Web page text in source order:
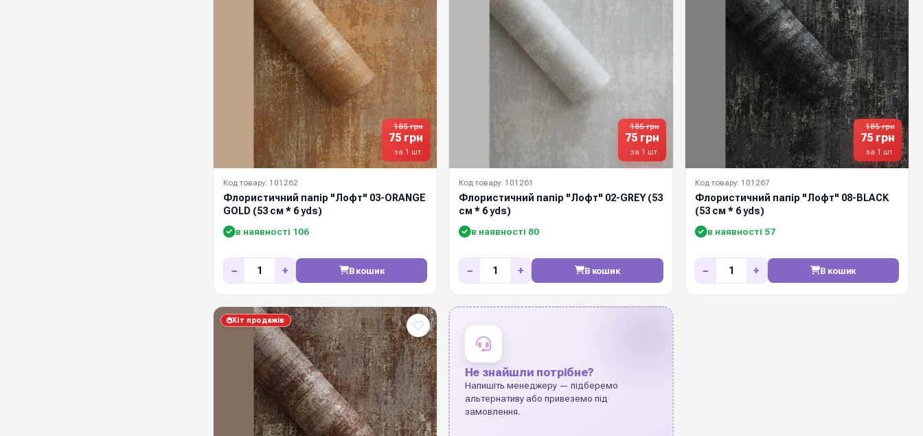
185 грн
75 грн
за 1 шт.
Код товару: 101262
Флористичний папір "Лофт" 03-ORANGE
GOLD (53 см * 6 yds)
в наявності 106
− + В кошик
185 грн
75 грн
за 1 шт.
Код товару: 101261
Флористичний папір "Лофт" 02-GREY (53
см * 6 yds)
в наявності 80
− + В кошик
185 грн
75 грн
за 1 шт.
Код товару: 101267
Флористичний папір "Лофт" 08-BLACK
(53 см * 6 yds)
в наявності 57
− + В кошик
Хіт продажів
Не знайшли потрібне?
Напишіть менеджеру — підберемо
альтернативу або привеземо під
замовлення.